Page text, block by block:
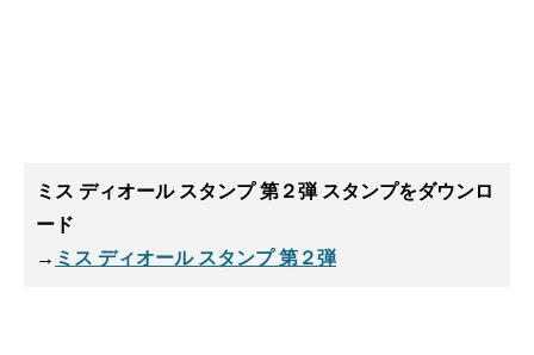
ミス ディオール スタンプ 第２弾 スタンプをダウンロ
ード
→ ミス ディオール スタンプ 第２弾